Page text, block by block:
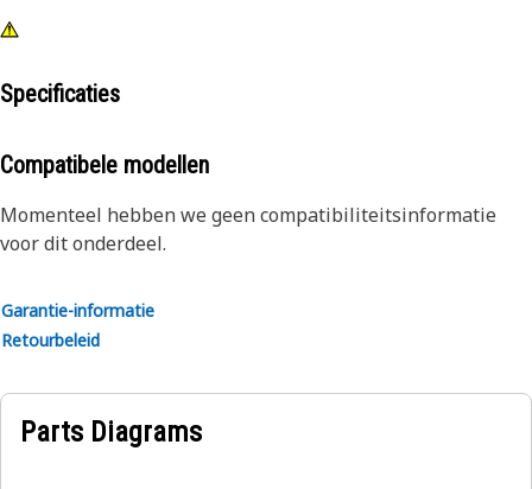
Specificaties
Compatibele modellen
Momenteel hebben we geen compatibiliteitsinformatie
voor dit onderdeel.
Garantie-informatie
Retourbeleid
Parts Diagrams